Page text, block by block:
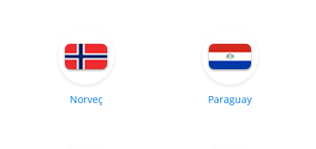
Norveç Paraguay